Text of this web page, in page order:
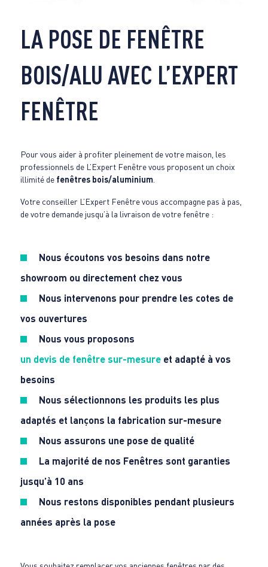
LA POSE DE FENÊTRE
BOIS/ALU AVEC L’EXPERT
FENÊTRE
Pour vous aider à profiter pleinement de votre maison, les
professionnels de L’Expert Fenêtre vous proposent un choix
illimité defenêtres bois/aluminium.
Votre conseiller L’Expert Fenêtre vous accompagne pas à pas,
de votre demande jusqu’à la livraison de votre fenêtre :
Nous écoutons vos besoins dans notre
showroom ou directement chez vous
Nous intervenons pour prendre les cotes de
vos ouvertures
Nous vous proposons
un devis de fenêtre sur-mesureet adapté à vos
besoins
Nous sélectionnons les produits les plus
adaptés et lançons la fabrication sur-mesure
Nous assurons une pose de qualité
La majorité de nos Fenêtres sont garanties
jusqu’à 10 ans
Nous restons disponibles pendant plusieurs
années après la pose